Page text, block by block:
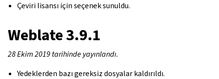
Çeviri lisansı için seçenek sunuldu.
Weblate 3.9.1
28 Ekim 2019 tarihinde yayınlandı.
Yedeklerden bazı gereksiz dosyalar kaldırıldı.